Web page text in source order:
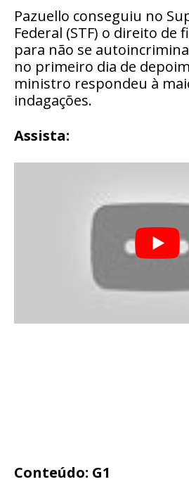
Pazuello conseguiu no
Federal (STF) o direito de
para não se
no primeiro dia de
ministro respondeu à
indagações.
Assista:
Conteúdo: G1